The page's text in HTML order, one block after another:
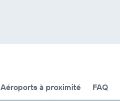
Aéroports à proximité FAQ